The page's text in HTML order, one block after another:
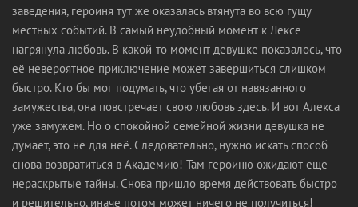
заведения, героиня тут же оказалась втянута во всю гущу
местных событий. В самый неудобный момент к Лексе
нагрянула любовь. В какой-то момент девушке показалось, что
её невероятное приключение может завершиться слишком
быстро. Кто бы мог подумать, что убегая от навязанного
замужества, она повстречает свою любовь здесь. И вот Алекса
уже замужем. Но о спокойной семейной жизни девушка не
думает, это не для неё. Следовательно, нужно искать способ
снова возвратиться в Академию! Там героиню ожидают еще
нераскрытые тайны. Снова пришло время действовать быстро
и решительно, иначе потом может ничего не получиться!